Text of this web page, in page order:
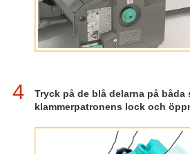
4
Tryck på de blå delarna på båda
klammerpatronens lock och